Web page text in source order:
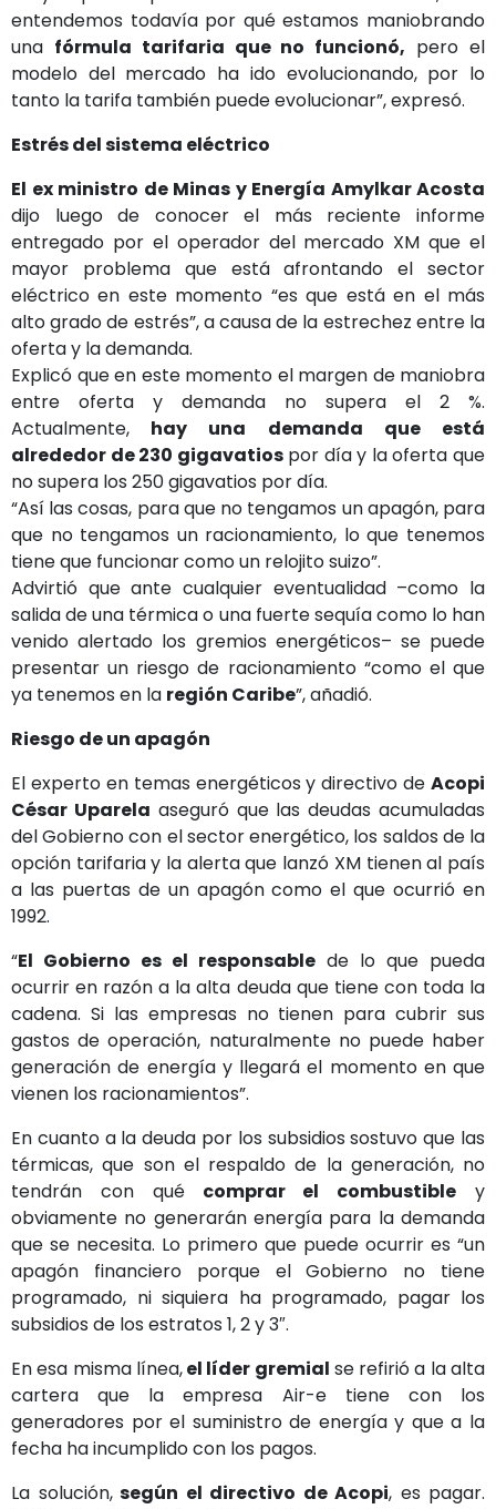
entendemos todavía por qué estamos maniobrando
una fórmula tarifaria que no funcionó, pero el
modelo del mercado ha ido evolucionando, por lo
tanto la tarifa también puede evolucionar”, expresó.
Estrés del sistema eléctrico
El ex ministro de Minas y Energía Amylkar Acosta
dijo luego de conocer el más reciente informe
entregado por el operador del mercado XM que el
mayor problema que está afrontando el sector
eléctrico en este momento “es que está en el más
alto grado de estrés”, a causa de la estrechez entre la
oferta y la demanda.
Explicó que en este momento el margen de maniobra
entre oferta y demanda no supera el 2 %.
Actualmente, hay una demanda que está
alrededor de 230 gigavatiospor día y la oferta que
no supera los 250 gigavatios por día.
“Así las cosas, para que no tengamos un apagón, para
que no tengamos un racionamiento, lo que tenemos
tiene que funcionar como un relojito suizo”.
Advirtió que ante cualquier eventualidad –como la
salida de una térmica o una fuerte sequía como lo han
venido alertado los gremios energéticos– se puede
presentar un riesgo de racionamiento “como el que
ya tenemos en la región Caribe”, añadió.
Riesgo de un apagón
El experto en temas energéticos y directivo de Acopi
César Uparela aseguró que las deudas acumuladas
del Gobierno con el sector energético, los saldos de la
opción tarifaria y la alerta que lanzó XM tienen al país
a las puertas de un apagón como el que ocurrió en
1992.
“El Gobierno es el responsable de lo que pueda
ocurrir en razón a la alta deuda que tiene con toda la
cadena. Si las empresas no tienen para cubrir sus
gastos de operación, naturalmente no puede haber
generación de energía y llegará el momento en que
vienen los racionamientos”.
En cuanto a la deuda por los subsidios sostuvo que las
térmicas, que son el respaldo de la generación, no
tendrán con quécomprar el combustible y
obviamente no generarán energía para la demanda
que se necesita. Lo primero que puede ocurrir es “un
apagón financiero porque el Gobierno no tiene
programado, ni siquiera ha programado, pagar los
subsidios de los estratos 1, 2 y 3″.
En esa misma línea,el líder gremial se refirió a la alta
cartera que la empresa Air-e tiene con los
generadores por el suministro de energía y que a la
fecha ha incumplido con los pagos.
La solución,según el directivo de Acopi, es pagar.